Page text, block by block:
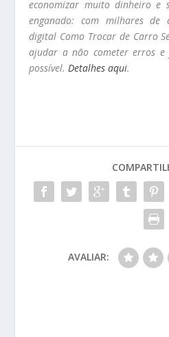
economizar muito dinheiro e
enganado: com milhares de
digital Como Trocar de Carro
ajudar a não cometer erros e
possível.Detalhes aqui.
AVALIAR: